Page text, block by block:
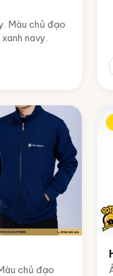
Màu chủ đạo
navy.
chủ đạo